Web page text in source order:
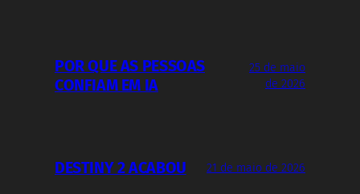
POR QUE AS PESSOAS
CONFIAM EM IA
25 de maio
de 2026
DESTINY 2 ACABOU 21 de maio de 2026